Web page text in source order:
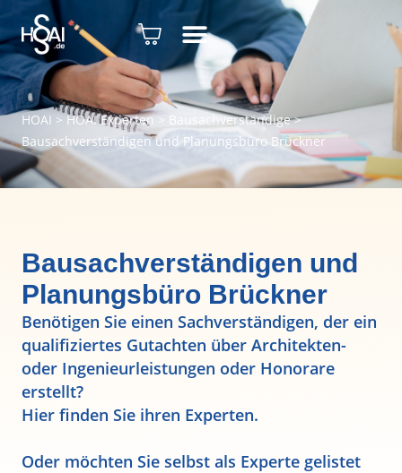
HOAI > HOAI Experten> Bausachverständige>
Bausachverständigen und Planungsbüro Brückner
Bausachverständigen und
Planungsbüro Brückner
Benötigen Sie einen Sachverständigen, der ein
qualifiziertes Gutachten über Architekten-
oder Ingenieurleistungen oder Honorare
erstellt?
Hier finden Sie ihren Experten.
Oder möchten Sie selbst als Experte gelistet